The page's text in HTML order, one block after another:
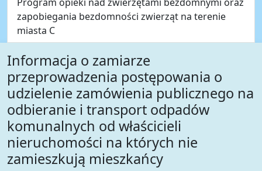
zapobiegania bezdomności zwierząt na terenie
miasta C
Informacja o zamiarze
przeprowadzenia postępowania o
udzielenie zamówienia publicznego na
odbieranie i transport odpadów
komunalnych od właścicieli
nieruchomości na których nie
zamieszkują mieszkańcy